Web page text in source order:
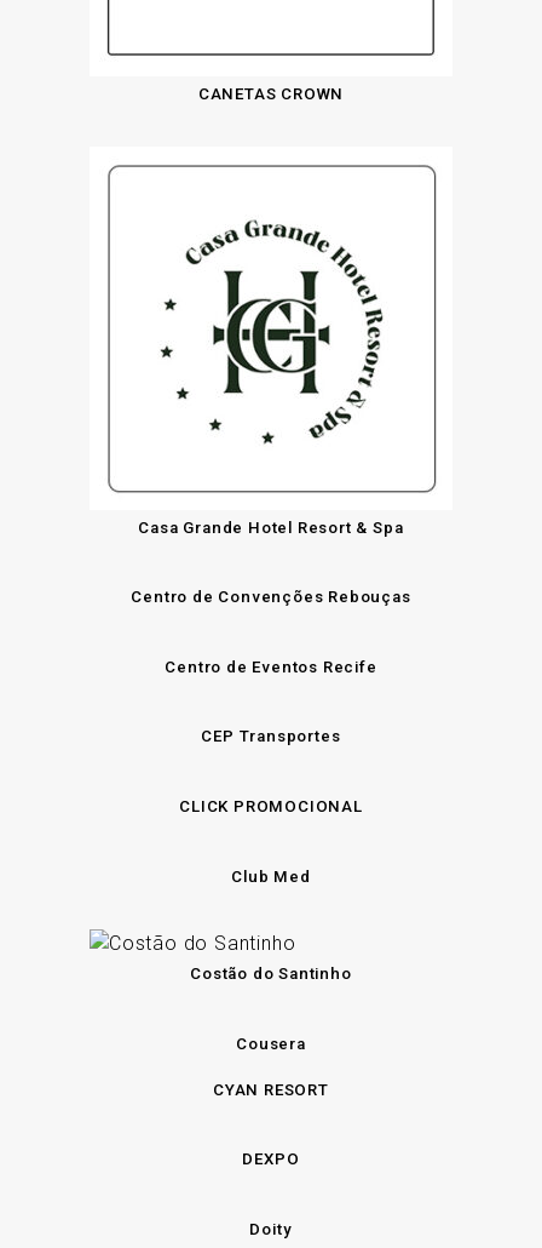
CANETAS CROWN
Casa Grande Hotel Resort & Spa
Centro de Convenções Rebouças
Centro de Eventos Recife
CEP Transportes
CLICK PROMOCIONAL
Club Med
Costão do Santinho
Cousera
CYAN RESORT
DEXPO
Doity